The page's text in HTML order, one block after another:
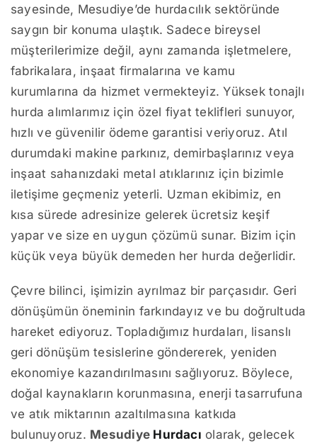
sayesinde, Mesudiye’de hurdacılık sektöründe
saygın bir konuma ulaştık. Sadece bireysel
müşterilerimize değil, aynı zamanda işletmelere,
fabrikalara, inşaat firmalarına ve kamu
kurumlarına da hizmet vermekteyiz. Yüksek tonajlı
hurda alımlarımız için özel fiyat teklifleri sunuyor,
hızlı ve güvenilir ödeme garantisi veriyoruz. Atıl
durumdaki makine parkınız, demirbaşlarınız veya
inşaat sahanızdaki metal atıklarınız için bizimle
iletişime geçmeniz yeterli. Uzman ekibimiz, en
kısa sürede adresinize gelerek ücretsiz keşif
yapar ve size en uygun çözümü sunar. Bizim için
küçük veya büyük demeden her hurda değerlidir.
Çevre bilinci, işimizin ayrılmaz bir parçasıdır. Geri
dönüşümün öneminin farkındayız ve bu doğrultuda
hareket ediyoruz. Topladığımız hurdaları, lisanslı
geri dönüşüm tesislerine göndererek, yeniden
ekonomiye kazandırılmasını sağlıyoruz. Böylece,
doğal kaynakların korunmasına, enerji tasarrufuna
ve atık miktarının azaltılmasına katkıda
bulunuyoruz. Mesudiye Hurdacı olarak, gelecek